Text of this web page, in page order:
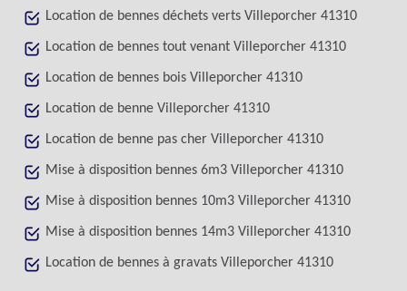
Location de bennes déchets verts Villeporcher 41310
Location de bennes tout venant Villeporcher 41310
Location de bennes bois Villeporcher 41310
Location de benne Villeporcher 41310
Location de benne pas cher Villeporcher 41310
Mise à disposition bennes 6m3 Villeporcher 41310
Mise à disposition bennes 10m3 Villeporcher 41310
Mise à disposition bennes 14m3 Villeporcher 41310
Location de bennes à gravats Villeporcher 41310